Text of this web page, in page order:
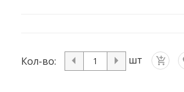
Кол-во: шт